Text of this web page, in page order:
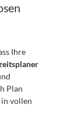
Ihre
Plan
in vollen